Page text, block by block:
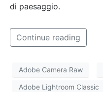
di paesaggio.
Continue reading
Adobe Camera Raw
Adobe Lightroom Classic